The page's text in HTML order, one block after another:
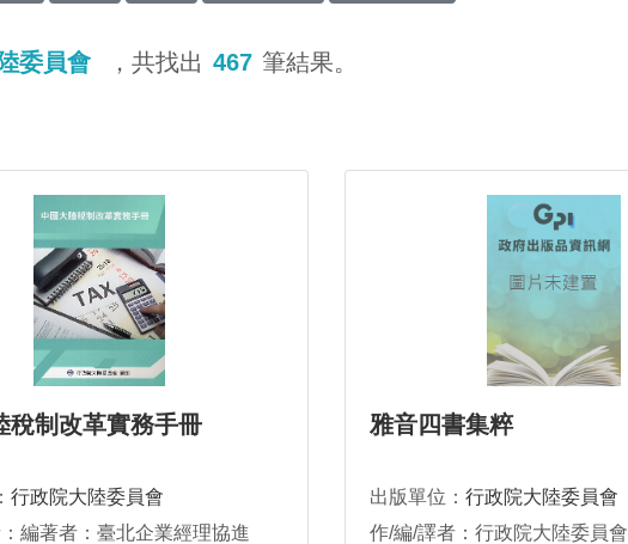
委員會 ，共找出 467 筆結果。
稅制改革實務手冊
行政院大陸委員會
編著者：臺北企業經理協進
雅音四書集粹
出版單位： 行政院大陸委員會
作/編/譯者：行政院大陸委員會